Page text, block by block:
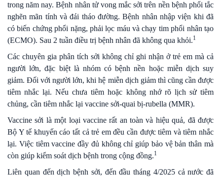
trong năm nay. Bệnh nhân tử vong mắc sởi trên nền bệnh phổi tắc
nghẽn mãn tính và đái tháo đường. Bệnh nhân nhập viện khi đã
có biến chứng phổi nặng, phải lọc máu và chạy tim phổi nhân tạo
(ECMO). Sau 2 tuần điều trị bệnh nhân đã không qua khỏi.1
Các chuyên gia phân tích sởi không chỉ ghi nhận ở trẻ em mà cả
người lớn, đặc biệt là nhóm có bệnh nền hoặc miễn dịch suy
giảm. Đối với người lớn, khi hệ miễn dịch giảm thì cũng cần được
tiêm nhắc lại. Nếu chưa tiêm hoặc không nhớ rõ lịch sử tiêm
chủng, cần tiêm nhắc lại vaccine sởi-quai bị-rubella (MMR).
Vaccine sởi là một loại vaccine rất an toàn và hiệu quả, đã được
Bộ Y tế khuyến cáo tất cả trẻ em đều cần được tiêm và tiêm nhắc
lại. Việc tiêm vaccine đầy đủ không chỉ giúp bảo vệ bản thân mà
còn giúp kiểm soát dịch bệnh trong cộng đồng.1
Liên quan đến dịch bệnh sởi, đến đầu tháng 4/2025 cả nước đã